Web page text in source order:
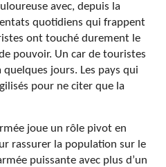
avec, depuis la
quotidiens qui frappent
ont touché durement le
pouvoir. Un car de touristes
jours. Les pays qui
pour ne citer que la
joue un rôle pivot en
rassurer la population sur le
puissante avec plus d’un